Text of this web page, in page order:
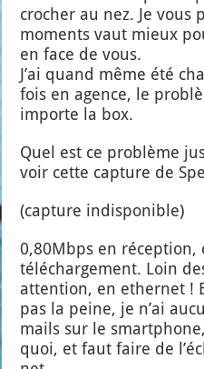
cro­cher au nez. Je vous
moments vaut mieux
en face de vous.
J’ai quand même été
fois en agence, le
importe la box.
Quel est ce pro­blème
voir cette cap­ture de
(cap­ture indis­po­nible)
0,80Mbps en récep­tion,
télé­char­ge­ment. Loin
atten­tion, en ether­net !
pas la peine, je n’ai
mails sur le
quoi, et faut faire de